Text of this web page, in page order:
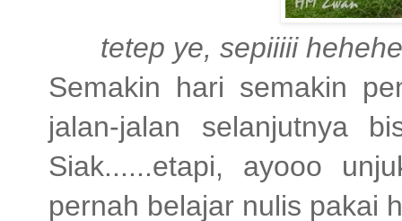
tetep ye, sepiiiii
Semakin hari semakin
jalan-jalan selanjutnya
Siak......etapi, ayooo
pernah belajar nulis pakai